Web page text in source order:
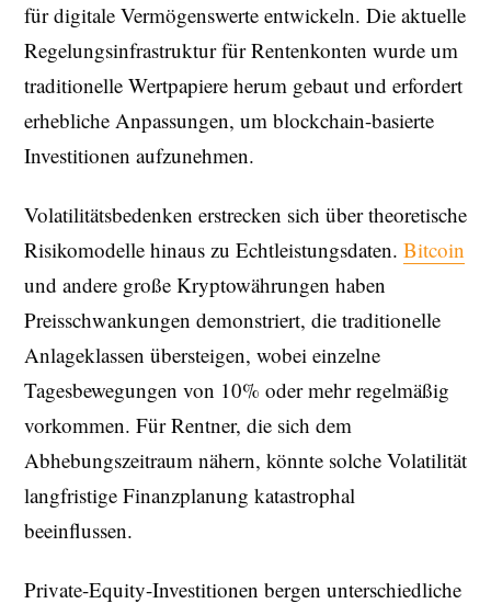
für digitale Vermögenswerte entwickeln. Die aktuelle
Regelungsinfrastruktur für Rentenkonten wurde um
traditionelle Wertpapiere herum gebaut und erfordert
erhebliche Anpassungen, um blockchain-basierte
Investitionen aufzunehmen.
Volatilitätsbedenken erstrecken sich über theoretische
Risikomodelle hinaus zu Echtleistungsdaten. Bitcoin
und andere große Kryptowährungen haben
Preisschwankungen demonstriert, die traditionelle
Anlageklassen übersteigen, wobei einzelne
Tagesbewegungen von 10% oder mehr regelmäßig
vorkommen. Für Rentner, die sich dem
Abhebungszeitraum nähern, könnte solche Volatilität
langfristige Finanzplanung katastrophal
beeinflussen.
Private-Equity-Investitionen bergen unterschiedliche